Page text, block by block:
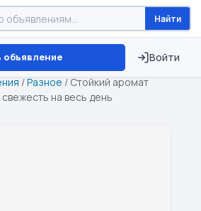
Найти
объявление Войти
Брест ⏱ ТОЛЬКО 15 ДНЕЙ
/Разное / Стойкий аромат
на весь день